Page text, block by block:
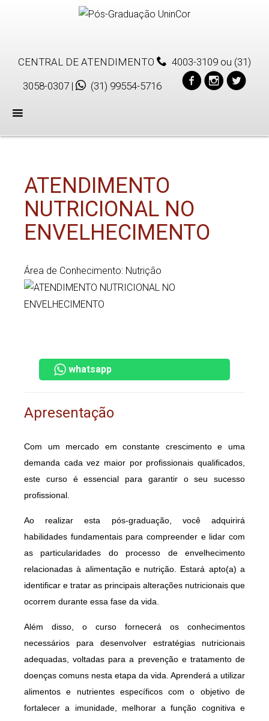
CENTRAL DE ATENDIMENTO 4003-3109 ou (31)
3058-0307 | (31) 99554-5716
Menu
ATENDIMENTO
NUTRICIONAL NO
ENVELHECIMENTO
Área de Conhecimento: Nutrição
whatsapp
Apresentação
Com um mercado em constante crescimento e uma
demanda cada vez maior por profissionais qualificados,
este curso é essencial para garantir o seu sucesso
profissional.
Ao realizar esta pós-graduação, você adquirirá
habilidades fundamentais para compreender e lidar com
as particularidades do processo de envelhecimento
relacionadas à alimentação e nutrição. Estará apto(a) a
identificar e tratar as principais alterações nutricionais que
ocorrem durante essa fase da vida.
Além disso, o curso fornecerá os conhecimentos
necessários para desenvolver estratégias nutricionais
adequadas, voltadas para a prevenção e tratamento de
doenças comuns nesta etapa da vida. Aprenderá a utilizar
alimentos e nutrientes específicos com o objetivo de
fortalecer a imunidade, melhorar a função cognitiva e